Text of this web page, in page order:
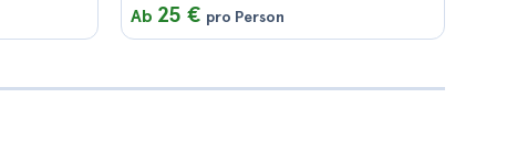
Ab 25 € pro Person